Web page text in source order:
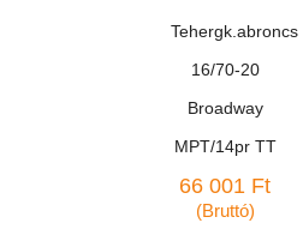
Tehergk.abroncs
16/70-20
Broadway
MPT/14pr TT
66 001 Ft
(Bruttó)